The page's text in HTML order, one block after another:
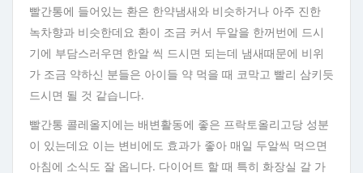
빨간통에 들어있는 환은 한약냄새와 비슷하거나 아주 진한
녹차향과 비슷한데요 환이 조금 커서 두알을 한꺼번에 드시
기에 부담스러우면 한알 씩 드시면 되는데 냄새때문에 비위
가 조금 약하신 분들은 아이들 약 먹을 때 코막고 빨리 삼키듯
드시면 될 것 같습니다.
빨간통 콜레올지에는 배변활동에 좋은 프락토올리고당 성분
이 있는데요 이는 변비에도 효과가 좋아 매일 두알씩 먹으면
아침에 소식도 잘 옵니다. 다이어트 할 때 특히 화장실 갈 가